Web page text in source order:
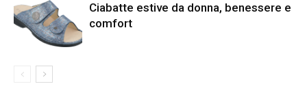
Ciabatte estive da donna, benessere e
comfort